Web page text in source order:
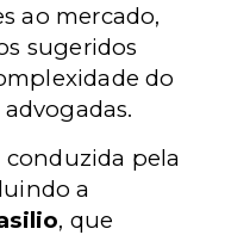
ao mercado,
sugeridos
do
pela
a
, que